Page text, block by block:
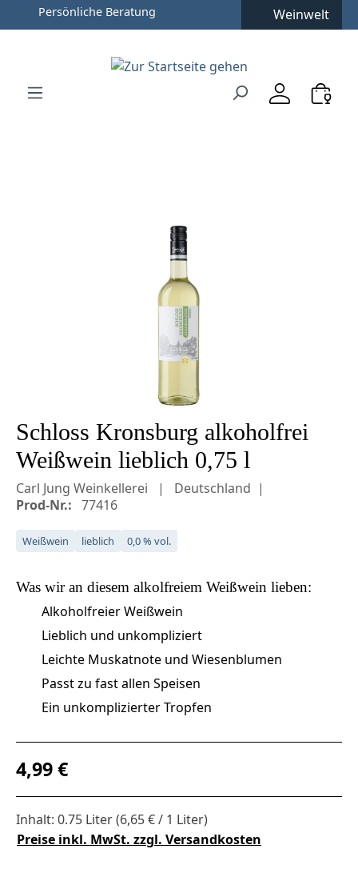
Zum Hauptinhalt springen
Zur Hauptnavigation springen
Weinwelt
Bildergalerie überspringen
Schloss Kronsburg alkoholfrei
Weißwein lieblich 0,75 l
Carl Jung Weinkellerei
Deutschland
Prod-Nr.: 77416
Weißwein lieblich 0,0 % vol.
Was wir an diesem alkolfreiem Weißwein lieben:
Alkoholfreier Weißwein
Lieblich und unkompliziert
Leichte Muskatnote und Wiesenblumen
Passt zu fast allen Speisen
Ein unkomplizierter Tropfen
Regulärer Preis:
4,99 €
Inhalt: 0.75 Liter(6,65 € / 1 Liter)
Preise inkl. MwSt. zzgl. Versandkosten